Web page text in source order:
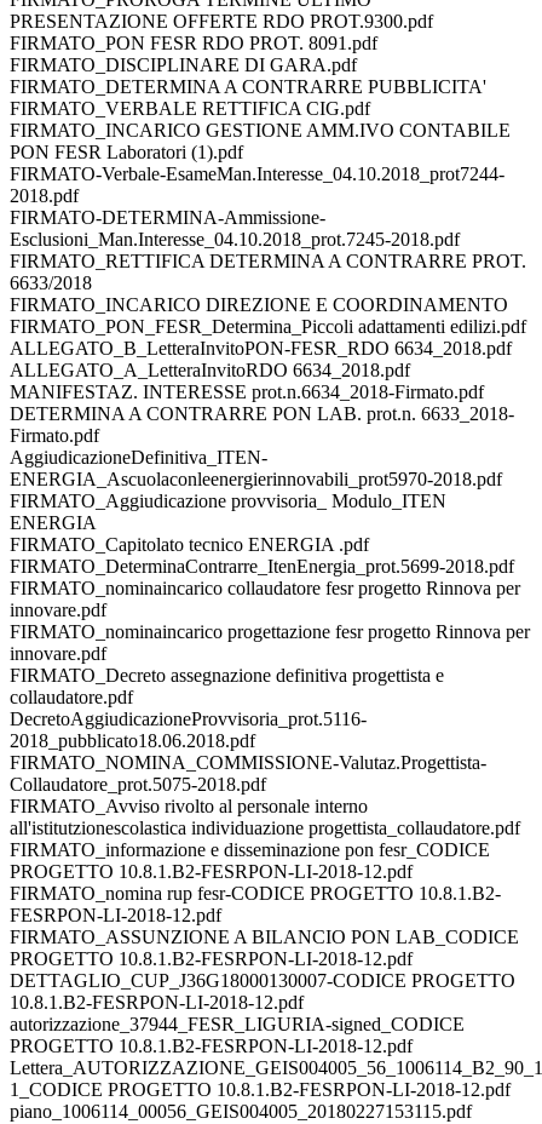
PRESENTAZIONE OFFERTE RDO PROT.9300.pdf
FIRMATO_PON FESR RDO PROT. 8091.pdf
FIRMATO_DISCIPLINARE DI GARA.pdf
FIRMATO_DETERMINA A CONTRARRE PUBBLICITA'
FIRMATO_VERBALE RETTIFICA CIG.pdf
FIRMATO_INCARICO GESTIONE AMM.IVO CONTABILE
PON FESR Laboratori (1).pdf
FIRMATO-Verbale-EsameMan.Interesse_04.10.2018_prot7244-
2018.pdf
FIRMATO-DETERMINA-Ammissione-
Esclusioni_Man.Interesse_04.10.2018_prot.7245-2018.pdf
FIRMATO_RETTIFICA DETERMINA A CONTRARRE PROT.
6633/2018
FIRMATO_INCARICO DIREZIONE E COORDINAMENTO
FIRMATO_PON_FESR_Determina_Piccoli adattamenti edilizi.pdf
ALLEGATO_B_LetteraInvitoPON-FESR_RDO 6634_2018.pdf
ALLEGATO_A_LetteraInvitoRDO 6634_2018.pdf
MANIFESTAZ. INTERESSE prot.n.6634_2018-Firmato.pdf
DETERMINA A CONTRARRE PON LAB. prot.n. 6633_2018-
Firmato.pdf
AggiudicazioneDefinitiva_ITEN-
ENERGIA_Ascuolaconleenergierinnovabili_prot5970-2018.pdf
FIRMATO_Aggiudicazione provvisoria_ Modulo_ITEN
ENERGIA
FIRMATO_Capitolato tecnico ENERGIA .pdf
FIRMATO_DeterminaContrarre_ItenEnergia_prot.5699-2018.pdf
FIRMATO_nominaincarico collaudatore fesr progetto Rinnova per
innovare.pdf
FIRMATO_nominaincarico progettazione fesr progetto Rinnova per
innovare.pdf
FIRMATO_Decreto assegnazione definitiva progettista e
collaudatore.pdf
DecretoAggiudicazioneProvvisoria_prot.5116-
2018_pubblicato18.06.2018.pdf
FIRMATO_NOMINA_COMMISSIONE-Valutaz.Progettista-
Collaudatore_prot.5075-2018.pdf
FIRMATO_Avviso rivolto al personale interno
all'istitutzionescolastica individuazione progettista_collaudatore.pdf
FIRMATO_informazione e disseminazione pon fesr_CODICE
PROGETTO 10.8.1.B2-FESRPON-LI-2018-12.pdf
FIRMATO_nomina rup fesr-CODICE PROGETTO 10.8.1.B2-
FESRPON-LI-2018-12.pdf
FIRMATO_ASSUNZIONE A BILANCIO PON LAB_CODICE
PROGETTO 10.8.1.B2-FESRPON-LI-2018-12.pdf
DETTAGLIO_CUP_J36G18000130007-CODICE PROGETTO
10.8.1.B2-FESRPON-LI-2018-12.pdf
autorizzazione_37944_FESR_LIGURIA-signed_CODICE
PROGETTO 10.8.1.B2-FESRPON-LI-2018-12.pdf
1_CODICE PROGETTO 10.8.1.B2-FESRPON-LI-2018-12.pdf
piano_1006114_00056_GEIS004005_20180227153115.pdf